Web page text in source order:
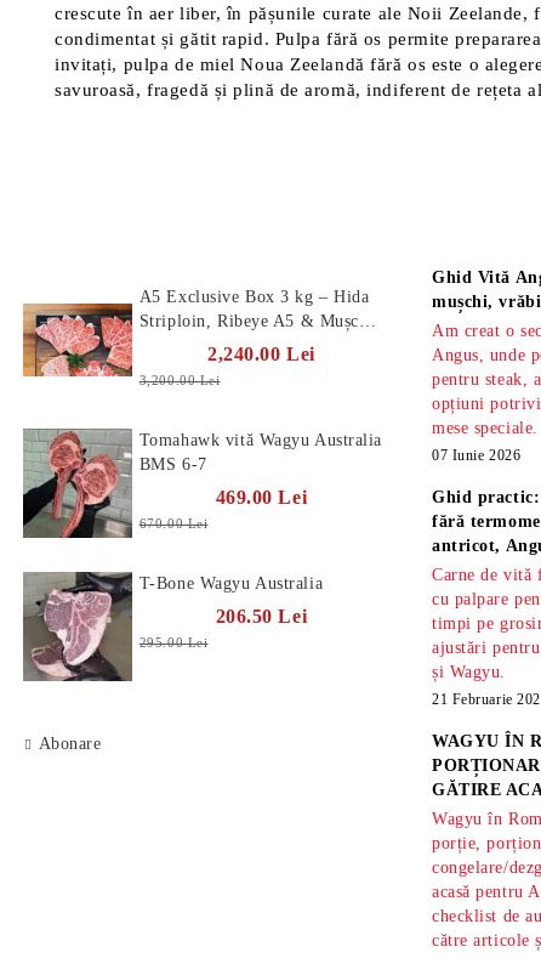
crescute în aer liber, în pășunile curate ale Noii
condimentat și gătit rapid. Pulpa fără os permite
invitați, pulpa de miel Noua Zeelandă fără os este o
savuroasă, fragedă și plină de aromă, indiferent de rețeta
A5 Exclusive Box 3 kg – Hida
Striploin, Ribeye A5 & Mușchi
2,240.00 Lei
3,200.00 Lei
Tomahawk vită Wagyu Australia
BMS 6-7
469.00 Lei
670.00 Lei
T-Bone Wagyu Australia
206.50 Lei
295.00 Lei
Abonare
Ghid Vită
mușchi,
Am creat o
Angus, unde
pentru steak,
opțiuni
mese speciale.
07 Iunie 2026
Ghid
fără
antricot,
Carne de vită
cu palpare
timpi pe
ajustări
și Wagyu.
21 Februarie
WAGYU ÎN
GĂTIRE
Wagyu în
porție,
congelare/
acasă pentru
checklist de
către articole